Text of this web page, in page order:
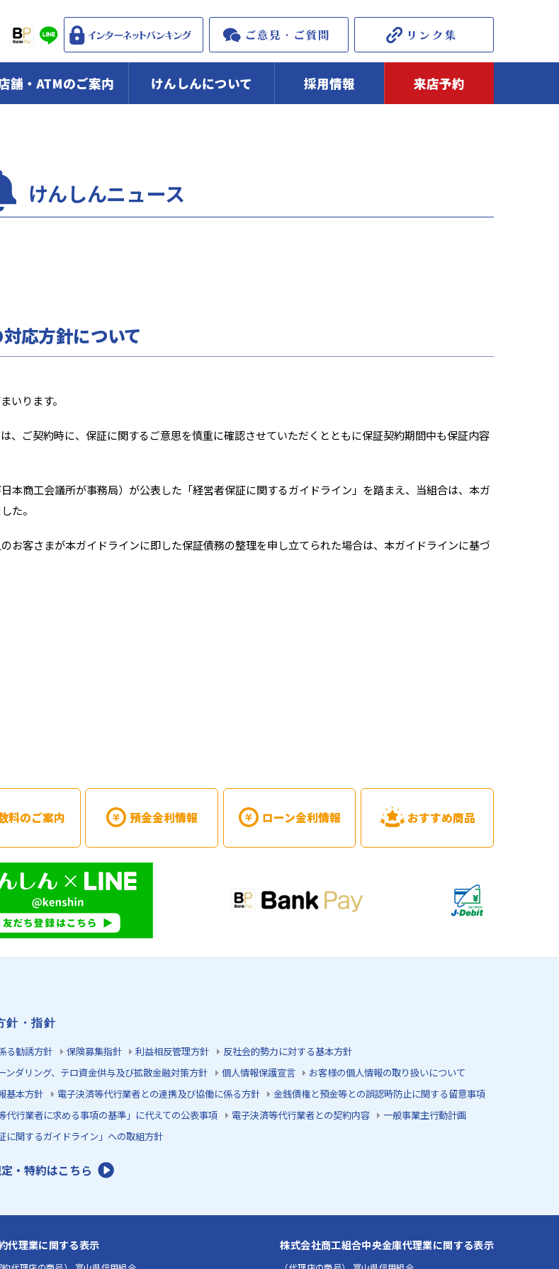
舗・ATMのご案内 けんしんについて 採用情報 来店予約
けんしんニュース
応方針について
いります。
、ご契約時に、保証に関するご意思を慎重に確認させていただくとともに保証契約期間中も保証内容
本商工会議所が事務局）が公表した「経営者保証に関するガイドライン」を踏まえ、当組合は、本ガ
た。
お客さまが本ガイドラインに即した保証債務の整理を申し立てられた場合は、本ガイドラインに基づ
料のご案内 預金金利情報 ローン金利情報 おすすめ商品
針・指針
る勧誘方針 保険募集指針 利益相反管理方針
反社会的勢力に対する基本方針
ンダリング、テロ資金供与及び拡散金融対策方針
個人情報保護宣言
お客様の個人情報の取り扱いについて
基本方針
電子決済等代行業者との連携及び協働に係る方針
金銭債権と預金等との誤認時防止に関する留意事項
代行業者に求める事項の基準」に代えての公表事項
電子決済等代行業者との契約内容
一般事業主行動計画
に関するガイドライン」への取組方針
・特約はこちら
代理業に関する表示 株式会社商工組合中央金庫代理業に関する表示